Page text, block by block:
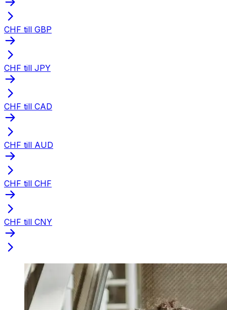
CHF till GBP
CHF till JPY
CHF till CAD
CHF till AUD
CHF till CHF
CHF till CNY